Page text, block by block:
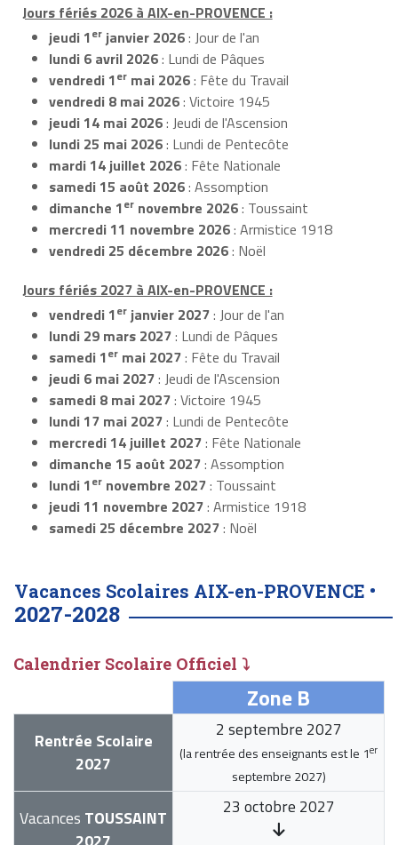
Jours fériés 2026 à AIX-en-PROVENCE :
jeudi 1er janvier 2026: Jour de l'an
lundi 6 avril 2026: Lundi de Pâques
vendredi 1er mai 2026: Fête du Travail
vendredi 8 mai 2026: Victoire 1945
jeudi 14 mai 2026: Jeudi de l'Ascension
lundi 25 mai 2026: Lundi de Pentecôte
mardi 14 juillet 2026: Fête Nationale
samedi 15 août 2026: Assomption
dimanche 1er novembre 2026: Toussaint
mercredi 11 novembre 2026: Armistice 1918
vendredi 25 décembre 2026: Noël
Jours fériés 2027 à AIX-en-PROVENCE :
vendredi 1er janvier 2027: Jour de l'an
lundi 29 mars 2027: Lundi de Pâques
samedi 1er mai 2027: Fête du Travail
jeudi 6 mai 2027: Jeudi de l'Ascension
samedi 8 mai 2027: Victoire 1945
lundi 17 mai 2027: Lundi de Pentecôte
mercredi 14 juillet 2027: Fête Nationale
dimanche 15 août 2027: Assomption
lundi 1er novembre 2027: Toussaint
jeudi 11 novembre 2027: Armistice 1918
samedi 25 décembre 2027: Noël
Vacances Scolaires AIX-en-PROVENCE •
2027-2028
Calendrier Scolaire Officiel ⤵
Zone B
Rentrée Scolaire
2027
2 septembre 2027
(la rentrée des enseignants est le 1er
septembre 2027)
Vacances TOUSSAINT
23 octobre 2027